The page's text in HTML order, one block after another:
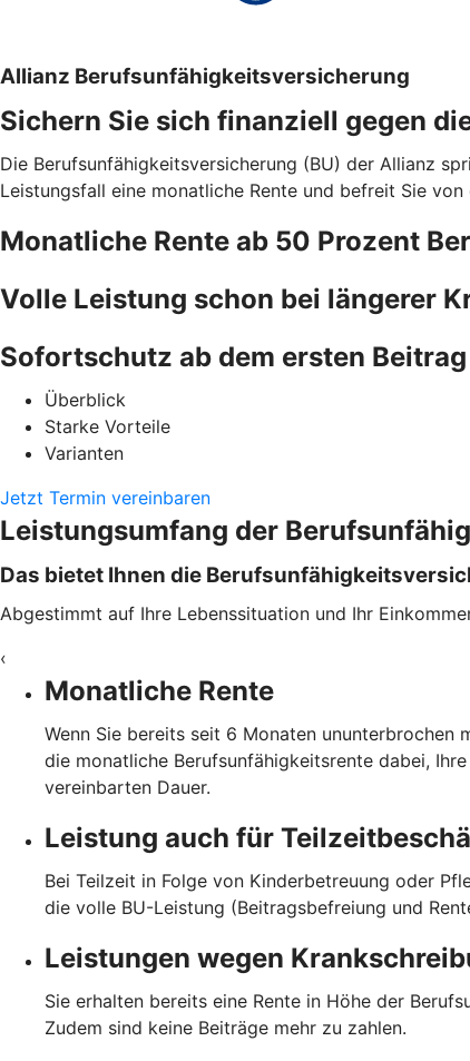
Allianz Berufsunfähigkeitsversicherung
Sichern Sie sich finanziell gegen
Die Berufsunfähigkeitsversicherung (BU) der Allianz
Leistungsfall eine monatliche Rente und befreit Sie
Monatliche Rente ab 50 Prozent
Volle Leistung schon bei längerer
Sofortschutz ab dem ersten Beitrag
Überblick
Starke Vorteile
Varianten
Jetzt Termin vereinbaren
Leistungsumfang der
Das bietet Ihnen die
Abgestimmt auf Ihre Lebenssituation und Ihr
‹
Monatliche Rente
Wenn Sie bereits seit 6 Monaten
die monatliche Berufsunfähigkeitsrente dabei,
vereinbarten Dauer.
Leistung auch für
Bei Teilzeit in Folge von Kinderbetreuung oder
die volle BU-Leistung (Beitragsbefreiung und
Leistungen wegen
Sie erhalten bereits eine Rente in Höhe der
Zudem sind keine Beiträge mehr zu zahlen.